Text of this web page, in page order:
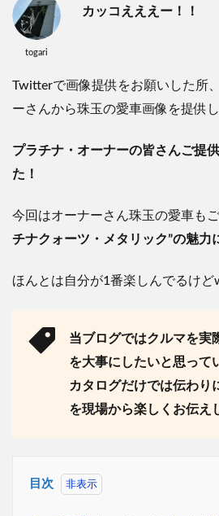
togari
カッコえええー！！
Twitterで画像提供をお願いした所
ーさんから珠玉の愛車画像を提供
プラチナ・オーナーの皆さんご提
た！
今回はオーナーさん珠玉の愛車も
チナクォーツ・メタリック”の魅力
ほんとは自分が1番楽しんでるけど
当ブログではクルマを実
を大事にしたいと思って
カタログだけでは伝わり
を現場から楽しくお伝え
目次